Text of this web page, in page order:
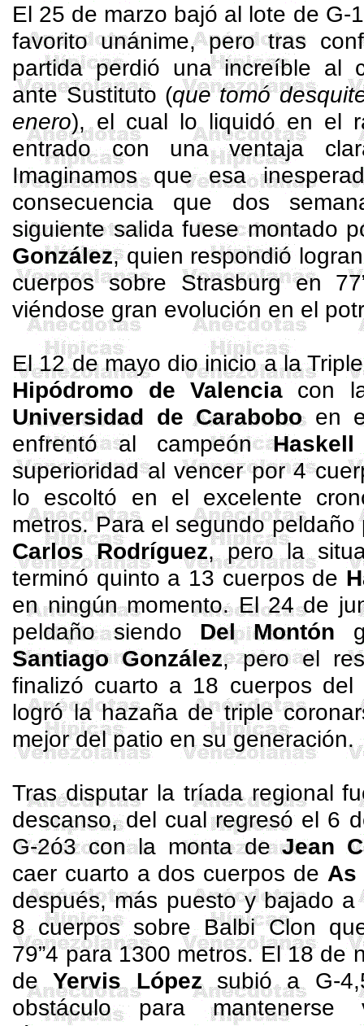
El 25 de marzo bajó al lote de G-
favorito unánime, pero tras
partida perdió una increíble al
ante Sustituto (que tomó
enero), el cual lo liquidó en el
entrado con una ventaja
Imaginamos que esa
consecuencia que dos
siguiente salida fuese montado
González, quien respondió
cuerpos sobreStrasburgen
viéndose gran evolución en el
El 12 de mayo dio inicio a la
Hipódromo de Valenciacon
Universidad de Caraboboen
enfrentó al campeónHaskell
superioridad al vencer por 4
lo escoltó en el excelente
metros. Para el segundo
Carlos Rodríguez, pero la
terminó quinto a 13 cuerpos de
en ningún momento. El 24 de
peldaño siendo Del Montón
Santiago González, pero el
finalizó cuarto a 18 cuerpos
logró la hazaña de triple
mejor del patio en su generación.
Tras disputar la tríada regional
descanso, del cual regresó el 6
G-2ó3 con la monta deJean
caer cuarto a dos cuerpos de As
después, más puesto y bajado
8 cuerpos sobre BalbiClon
79”4 para 1300 metros. El 18 de
deYervisLópezsubió a G-
obstáculo para mantenerse